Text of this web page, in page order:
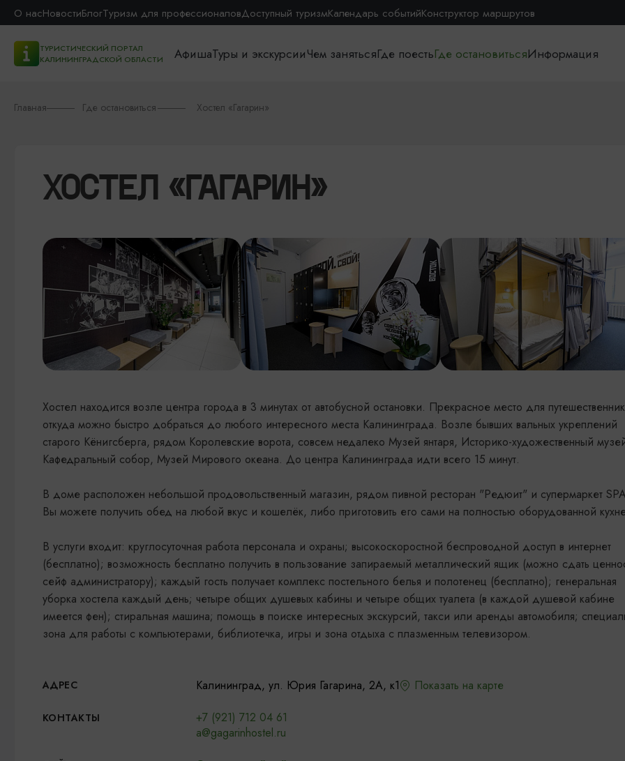
О насНовостиБлогТуризм для профессионаловДоступный туризмКалендарь событийКонструктор маршрутов
ТУРИСТИЧЕСКИЙ ПОРТАЛ
КАЛИНИНГРАДСКОЙ ОБЛАСТИ
АфишаТуры и экскурсииЧем занятьсяГде поестьГде остановитьсяИнформация
Главная Где остановиться Хостел «Гагарин»
ХОСТЕЛ «ГАГАРИН»
Хостел находится возле центра города в 3 минутах от автобусной остановки. Прекрасное место для
откуда можно быстро добраться до любого интересного места Калининграда. Возле бывших вальных укреплений
старого Кёнигсберга, рядом Королевские ворота, совсем недалеко Музей янтаря, Историко-художественный
Кафедральный собор, Музей Мирового океана. До центра Калининграда идти всего 15 минут.
В доме расположен небольшой продовольственный магазин, рядом пивной ресторан "Редюит" и супермаркет
Вы можете получить обед на любой вкус и кошелёк, либо приготовить его сами на полностью оборудованной
В услуги входит: круглосуточная работа персонала и охраны; высокоскоростной беспроводной доступ в интернет
(бесплатно); возможность бесплатно получить в пользование запираемый металлический ящик (можно сдать
сейф администратору); каждый гость получает комплекс постельного белья и полотенец (бесплатно); генеральная
уборка хостела каждый день; четыре общих душевых кабины и четыре общих туалета (в каждой душевой кабине
имеется фен); стиральная машина; помощь в поиске интересных экскурсий, такси или аренды автомобиля;
зона для работы с компьютерами, библиотечка, игры и зона отдыха с плазменным телевизором.
АДРЕС Калининград, ул. Юрия Гагарина, 2А, к1 Показать на карте
КОНТАКТЫ
+7 (921) 712 04 61
a@gagarinhostel.ru